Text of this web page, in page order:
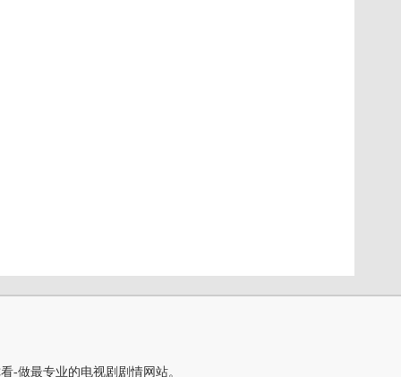
-做最专业的电视剧剧情网站。